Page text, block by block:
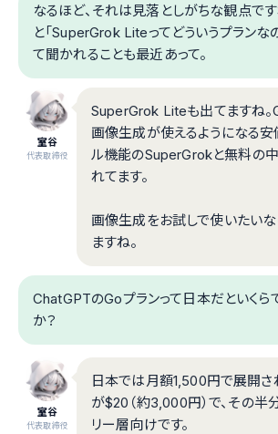
なるほど、それは見落としがちな観点です
と「SuperGrok Liteってどういうプランなの
て聞かれることも最近あって。
室谷
代表取締役
SuperGrok Liteも出てますね
画像生成が使えるようになる安
ル機能のSuperGrokと無料の
れてます。
画像生成をお試しで使いたい
ますね。
ChatGPTのGoプランって日本だといくら
か？
室谷
代表取締役
日本では月額1,500円で展開さ
が$20（約3,000円）で、その半
リー層向けです。